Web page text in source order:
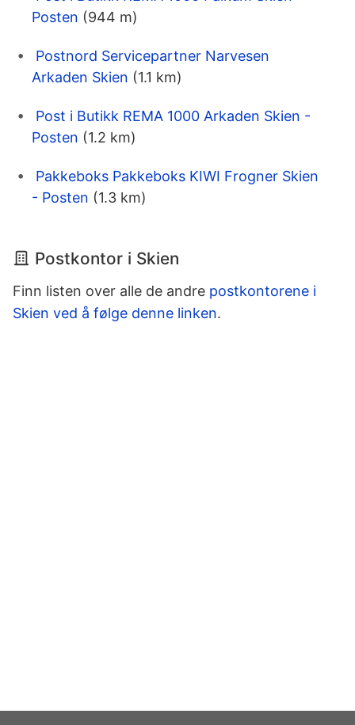
Posten (944 m)
Postnord Servicepartner Narvesen
Arkaden Skien (1.1 km)
Post i Butikk REMA 1000 Arkaden Skien -
Posten (1.2 km)
Pakkeboks Pakkeboks KIWI Frogner Skien
- Posten (1.3 km)
Postkontor i Skien
Finn listen over alle de andre postkontorene i
Skien ved å følge denne linken.